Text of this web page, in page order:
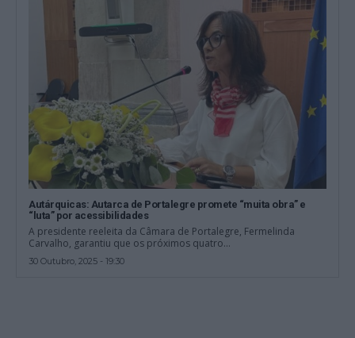
Autárquicas: Autarca de Portalegre promete “muita obra” e
“luta” por acessibilidades
A presidente reeleita da Câmara de Portalegre, Fermelinda
Carvalho, garantiu que os próximos quatro...
30 Outubro, 2025 - 19:30